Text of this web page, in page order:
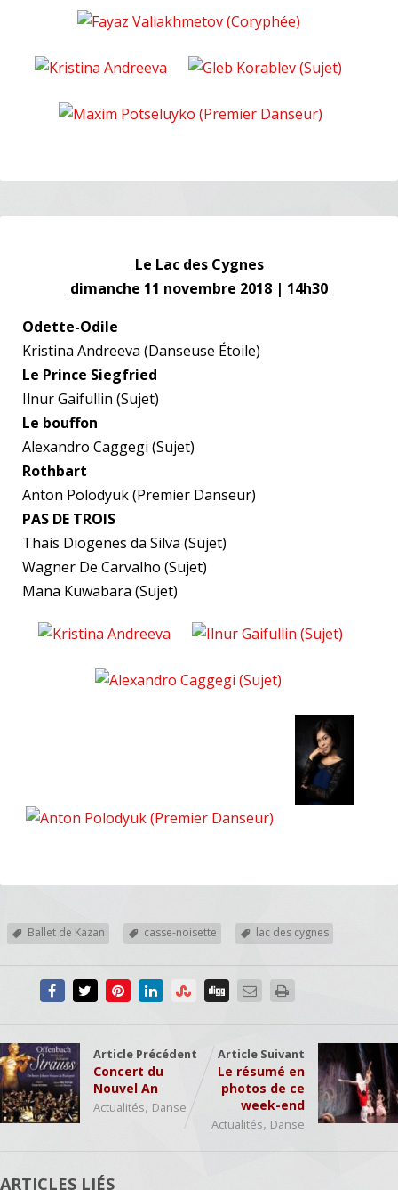
Le Lac des Cygnes
dimanche 11 novembre 2018 | 14h30
Odette-Odile
Kristina Andreeva (Danseuse Étoile)
Le Prince Siegfried
Ilnur Gaifullin (Sujet)
Le bouffon
Alexandro Caggegi (Sujet)
Rothbart
Anton Polodyuk (Premier Danseur)
PAS DE TROIS
Thais Diogenes da Silva (Sujet)
Wagner De Carvalho (Sujet)
Mana Kuwabara (Sujet)
Ballet de Kazan casse-noisette lac des cygnes
Article Précédent
Concert du
Nouvel An
Actualités, Danse
Article Suivant
Le résumé en
photos de ce
week-end
Actualités, Danse
ARTICLES LIÉS